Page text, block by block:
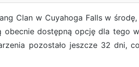
Clan w Cuyahoga Falls w
obecnie dostępną opcję dla tego
pozostało jeszcze 32 dni,